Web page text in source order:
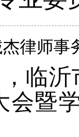
杰律师
临
会暨